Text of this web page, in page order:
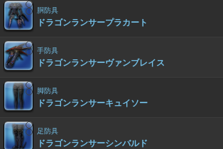
胴防具
ドラゴンランサープラカート
手防具
ドラゴンランサーヴァンブレイス
脚防具
ドラゴンランサーキュイソー
足防具
ドラゴンランサーシンバルド